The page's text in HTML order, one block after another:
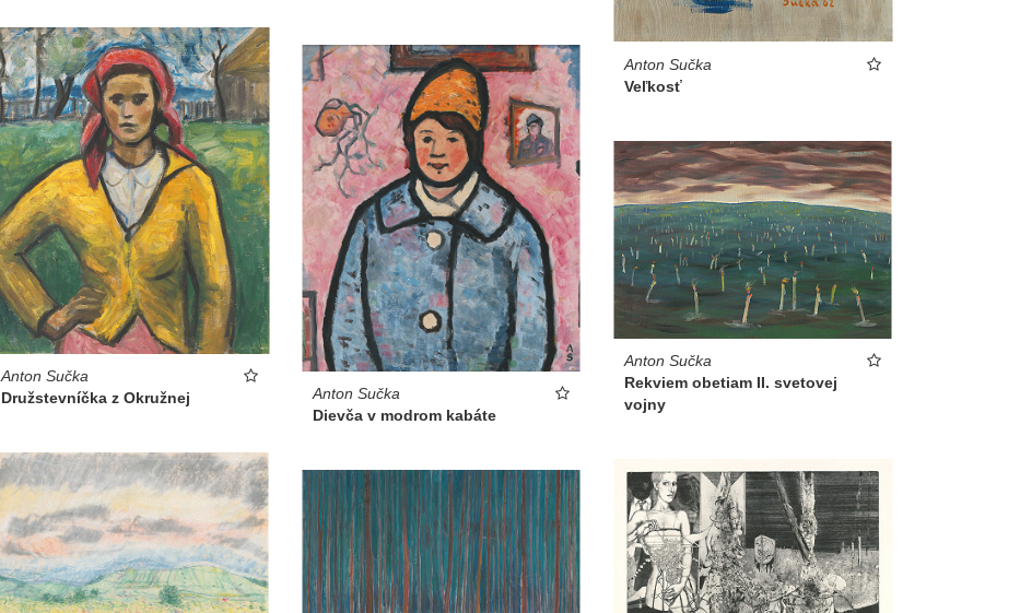
Anton Sučka
Veľkosť
Anton Sučka
Družstevníčka z Okružnej
Anton Sučka
Dievča v modrom kabáte
Anton Sučka
Rekviem obetiam II. svetovej
vojny